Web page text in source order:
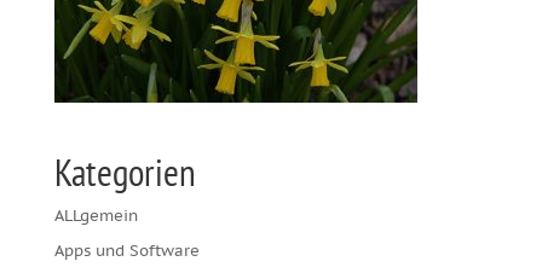
Kategorien
ALLgemein
Apps und Software